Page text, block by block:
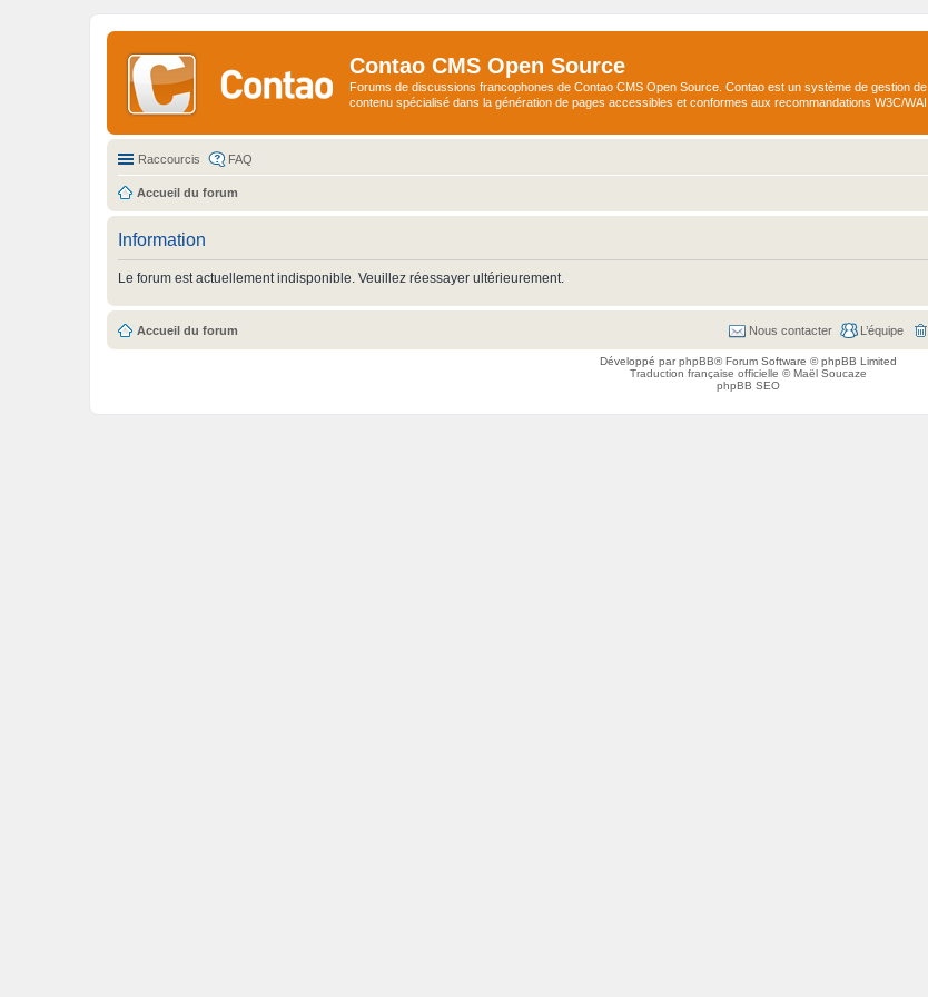
Contao CMS Open Source
Forums de discussions francophones de Contao CMS Open Source. Contao est un système de gestion de
contenu spécialisé dans la génération de pages accessibles et conformes aux recommandations W3C/WAI
Raccourcis FAQ
Accueil du forum
Information
Le forum est actuellement indisponible. Veuillez réessayer ultérieurement.
Accueil du forum L’équipe
Nous contacter
Développé parphpBB® Forum Software © phpBB Limited
Traduction française officielle ©Maël Soucaze
phpBB SEO